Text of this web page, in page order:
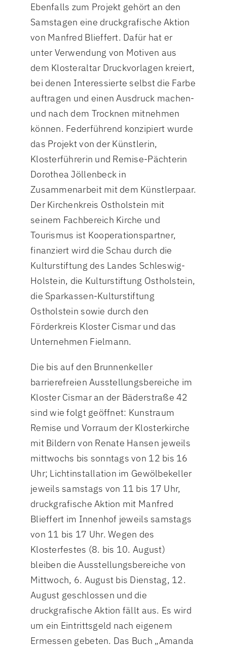
Ebenfalls zum Projekt gehört an den
Samstagen eine druckgrafische Aktion
von Manfred Blieffert. Dafür hat er
unter Verwendung von Motiven aus
dem Klosteraltar Druckvorlagen kreiert,
bei denen Interessierte selbst die Farbe
auftragen und einen Ausdruck machen-
und nach dem Trocknen mitnehmen
können. Federführend konzipiert wurde
das Projekt von der Künstlerin,
Klosterführerin und Remise-Pächterin
Dorothea Jöllenbeck in
Zusammenarbeit mit dem Künstlerpaar.
Der Kirchenkreis Ostholstein mit
seinem Fachbereich Kirche und
Tourismus ist Kooperationspartner,
finanziert wird die Schau durch die
Kulturstiftung des Landes Schleswig-
Holstein, die Kulturstiftung Ostholstein,
die Sparkassen-Kulturstiftung
Ostholstein sowie durch den
Förderkreis Kloster Cismar und das
Unternehmen Fielmann.
Die bis auf den Brunnenkeller
barrierefreien Ausstellungsbereiche im
Kloster Cismar an der Bäderstraße 42
sind wie folgt geöffnet: Kunstraum
Remise und Vorraum der Klosterkirche
mit Bildern von Renate Hansen jeweils
mittwochs bis sonntags von 12 bis 16
Uhr; Lichtinstallation im Gewölbekeller
jeweils samstags von 11 bis 17 Uhr,
druckgrafische Aktion mit Manfred
Blieffert im Innenhof jeweils samstags
von 11 bis 17 Uhr. Wegen des
Klosterfestes (8. bis 10. August)
bleiben die Ausstellungsbereiche von
Mittwoch, 6. August bis Dienstag, 12.
August geschlossen und die
druckgrafische Aktion fällt aus. Es wird
um ein Eintrittsgeld nach eigenem
Ermessen gebeten. Das Buch „Amanda